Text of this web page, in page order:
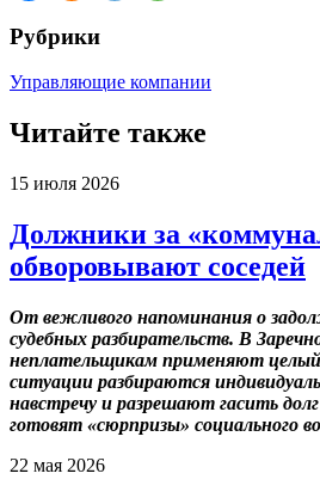
Рубрики
Управляющие компании
Читайте также
15 июля 2026
Должники за
обворовывают соседей
От вежливого напоминания о
судебных разбирательств. В
неплательщикам применяют
ситуации разбираются
навстречу и разрешают гасить
готовят «сюрпризы» социального
22 мая 2026